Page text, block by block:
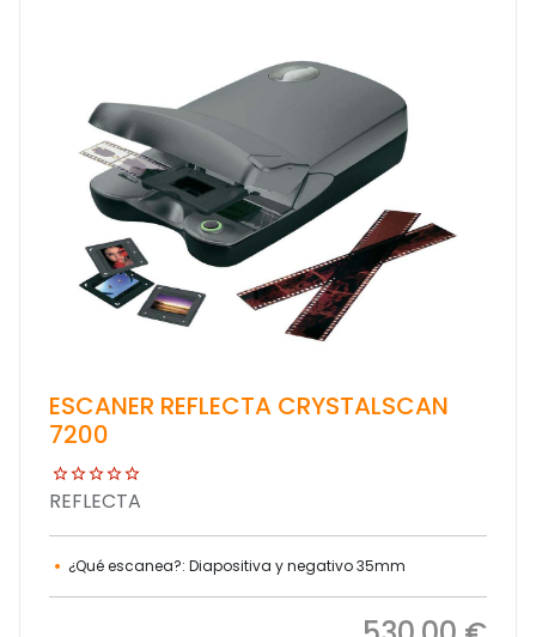
ESCANER REFLECTA CRYSTALSCAN
7200
REFLECTA
¿Qué escanea?: Diapositiva y negativo 35mm